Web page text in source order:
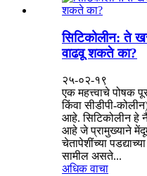
सिटिकोलीन: ते
वाढवू शकते का?
२५-०२-१९
एक महत्त्वाचे पोषक
किंवा सीडीपी-
आहे. सिटिकोलीन हे
आहे जे प्रामुख्याने
चेतापेशींच्या
सामील असते...
अधिक वाचा